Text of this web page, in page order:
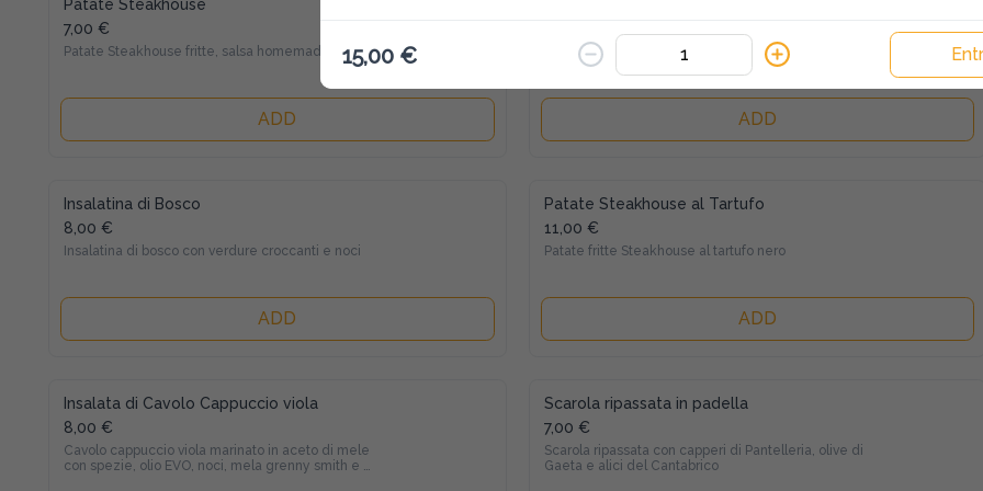
Patate Steakhouse
7,00 €
Patate Steakhouse fritte, salsa homemade
ADD
Patate rustiche al forno con erbe aromatiche
ADD
Insalatina di Bosco
8,00 €
Insalatina di bosco con verdure croccanti e noci
ADD
Patate Steakhouse al Tartufo
11,00 €
Patate fritte Steakhouse al tartufo nero
ADD
Insalata di Cavolo Cappuccio viola
8,00 €
Cavolo cappuccio viola marinato in aceto di mele
con spezie, olio EVO, noci, mela grenny smith e
Scarola ripassata in padella
7,00 €
Scarola ripassata con capperi di Pantelleria, olive di
Gaeta e alici del Cantabrico
15,00 €